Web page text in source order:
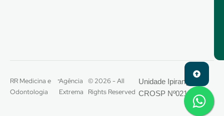
RR Medicina e
Odontologia
-Agência
Extrema
© 2026 - All
Rights Reserved
Unidade Ipiranga –
CROSP Nº021444